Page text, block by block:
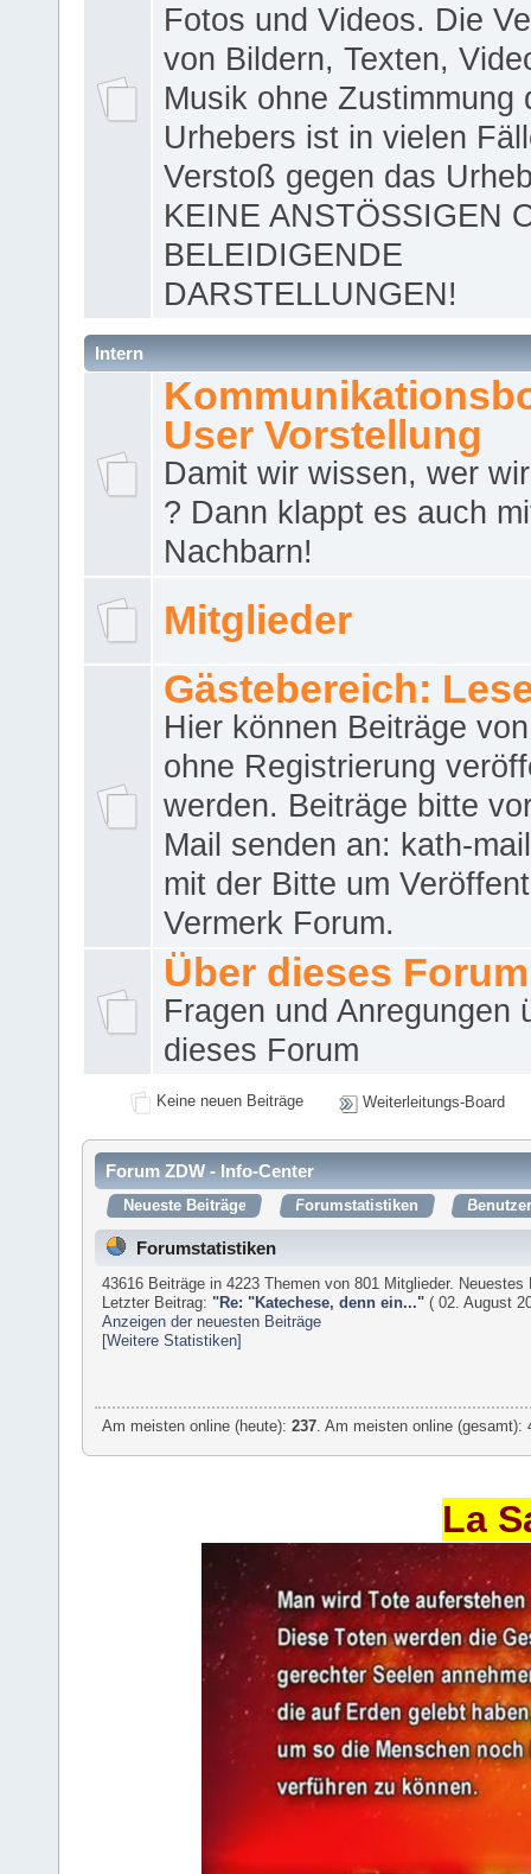
Fotos und Videos. Die
von Bildern, Texten,
Musik ohne Zustimmung
Urhebers ist in vielen
Verstoß gegen das
KEINE ANSTÖSSIGEN
BELEIDIGENDE
DARSTELLUNGEN!
Intern
User Vorstellung
Damit wir wissen, wer
? Dann klappt es auch
Nachbarn!
Mitglieder
Gästebereich:
Hier können Beiträge
ohne Registrierung
werden. Beiträge bitte
Mail senden an: kath-
mit der Bitte um
Vermerk Forum.
Über dieses Forum
Fragen und Anregungen
dieses Forum
Keine neuen Beiträge Weiterleitungs-Board
Forum ZDW - Info-Center
Neueste Beiträge Forumstatistiken
Forumstatistiken
43616 Beiträge in 4223 Themen von 801 Mitglieder.
Letzter Beitrag: "Re: "Katechese, denn ein..." ( 02. August
Anzeigen der neuesten Beiträge
[Weitere Statistiken]
Am meisten online (heute):237 . Am meisten online
La